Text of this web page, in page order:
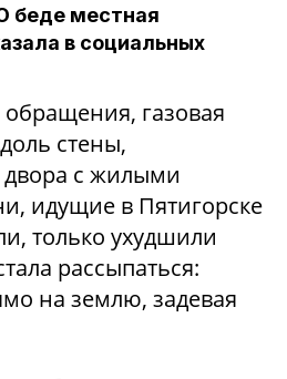
беде местная
в социальных
газовая
стены,
с жилыми
идущие в Пятигорске
только ухудшили
рассыпаться:
на землю, задевая